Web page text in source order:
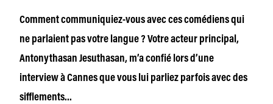
Comment communiquiez-vous avec ces comédiens qui
ne parlaient pas votre langue ? Votre acteur principal,
Antonythasan Jesuthasan, m’a confié lors d’une
interview à Cannes que vous lui parliez parfois avec des
sifflements…